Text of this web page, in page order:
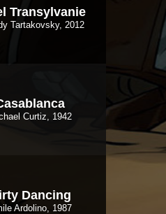
Transylvanie
Tartakovsky, 2012
Curtiz, 1942
Dancing
Ardolino, 1987